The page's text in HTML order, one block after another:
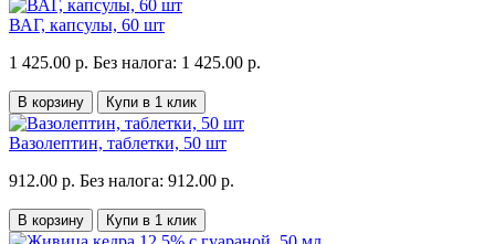
ВАГ, капсулы, 60 шт
1 425.00 р. Без налога: 1 425.00 р.
В корзину Купи в 1 клик
Вазолептин, таблетки, 50 шт
912.00 р. Без налога: 912.00 р.
В корзину Купи в 1 клик